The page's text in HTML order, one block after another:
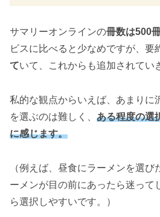
サマリーオンラインの冊数は500
ビスに比べると少なめですが、要
ていて、これからも追加されてい
私的な観点からいえば、あまりに
を選ぶのは難しく、 ある程度の選
に感じます。
（例えば、昼食にラーメンを選
ーメンが目の前にあったら迷って
ら選択しやすいです。）